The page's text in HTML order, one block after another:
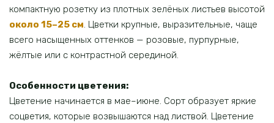
компактную розетку из плотных зелёных листьев высотой
около 15–25 см. Цветки крупные, выразительные, чаще
всего насыщенных оттенков — розовые, пурпурные,
жёлтые или с контрастной серединой.
Особенности цветения:
Цветение начинается в мае–июне. Сорт образует яркие
соцветия, которые возвышаются над листвой. Цветение